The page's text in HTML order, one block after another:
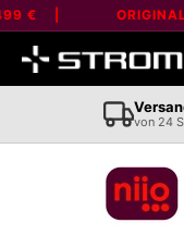
Liquid error (layout/
€ | ORIGINAL
von 24